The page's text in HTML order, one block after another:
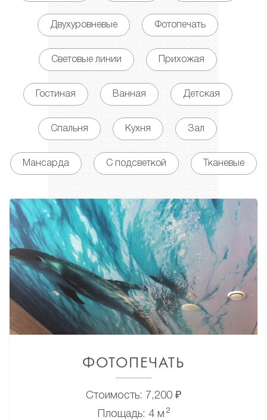
Двухуровневые Фотопечать
Световые линии Прихожая
Гостиная Ванная Детская
Спальня Кухня Зал
Мансарда С подсветкой Тканевые
ФОТОПЕЧАТЬ
Стоимость: 7,200 ₽
Площадь: 4 м 2